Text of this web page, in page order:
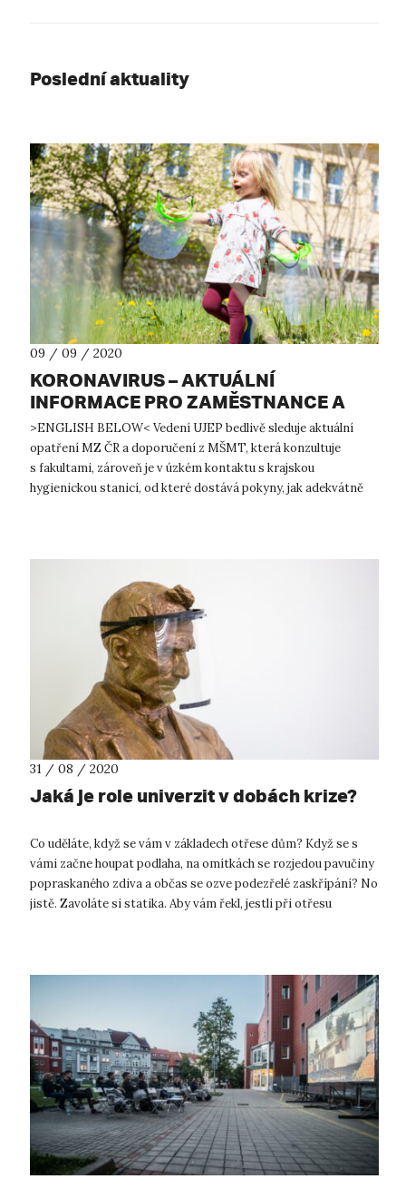
Poslední aktuality
09 / 09 / 2020
KORONAVIRUS – AKTUÁLNÍ
INFORMACE PRO ZAMĚSTNANCE A
STUDENTY UJEP
>ENGLISH BELOW< Vedení UJEP bedlivě sleduje aktuální
opatření MZ ČR a doporučení z MŠMT, která konzultuje
s fakultami, zároveň je v úzkém kontaktu s krajskou
hygienickou stanicí, od které dostává pokyny, jak adekvátně
31 / 08 / 2020
Jaká je role univerzit v dobách krize?
Co uděláte, když se vám v základech otřese dům? Když se s
vámi začne houpat podlaha, na omítkách se rozjedou pavučiny
popraskaného zdiva a občas se ozve podezřelé zaskřípání? No
jistě. Zavoláte si statika. Aby vám řekl, jestli při otřesu